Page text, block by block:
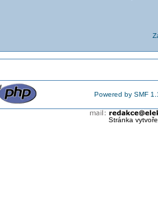
Powered by SMF
Stránka